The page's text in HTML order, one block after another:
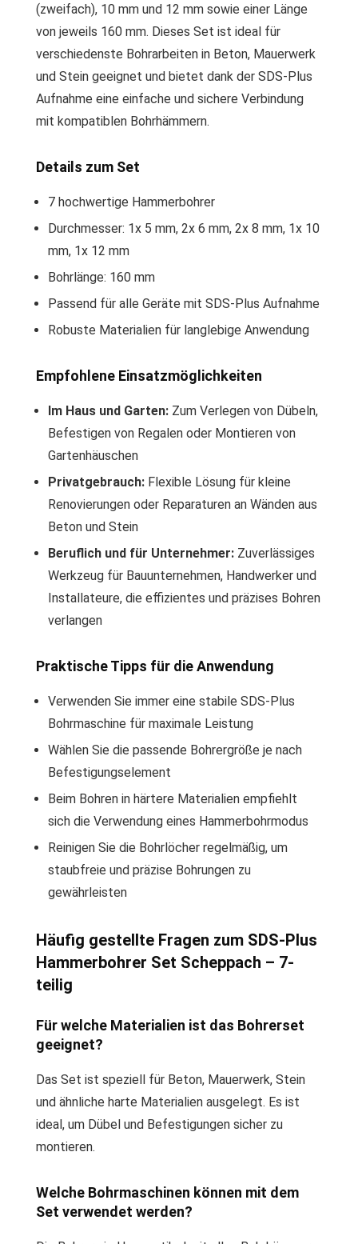
(zweifach), 10 mm und 12 mm sowie einer Länge
von jeweils 160 mm. Dieses Set ist ideal für
verschiedenste Bohrarbeiten in Beton, Mauerwerk
und Stein geeignet und bietet dank der SDS-Plus
Aufnahme eine einfache und sichere Verbindung
mit kompatiblen Bohrhämmern.
Details zum Set
7 hochwertige Hammerbohrer
Durchmesser: 1x 5 mm, 2x 6 mm, 2x 8 mm, 1x 10
mm, 1x 12 mm
Bohrlänge: 160 mm
Passend für alle Geräte mit SDS-Plus Aufnahme
Robuste Materialien für langlebige Anwendung
Empfohlene Einsatzmöglichkeiten
Im Haus und Garten: Zum Verlegen von Dübeln,
Befestigen von Regalen oder Montieren von
Gartenhäuschen
Privatgebrauch: Flexible Lösung für kleine
Renovierungen oder Reparaturen an Wänden aus
Beton und Stein
Beruflich und für Unternehmer: Zuverlässiges
Werkzeug für Bauunternehmen, Handwerker und
Installateure, die effizientes und präzises Bohren
verlangen
Praktische Tipps für die Anwendung
Verwenden Sie immer eine stabile SDS-Plus
Bohrmaschine für maximale Leistung
Wählen Sie die passende Bohrergröße je nach
Befestigungselement
Beim Bohren in härtere Materialien empfiehlt
sich die Verwendung eines Hammerbohrmodus
Reinigen Sie die Bohrlöcher regelmäßig, um
staubfreie und präzise Bohrungen zu
gewährleisten
Häufig gestellte Fragen zum SDS-Plus
Hammerbohrer Set Scheppach – 7-
teilig
Für welche Materialien ist das Bohrerset
geeignet?
Das Set ist speziell für Beton, Mauerwerk, Stein
und ähnliche harte Materialien ausgelegt. Es ist
ideal, um Dübel und Befestigungen sicher zu
montieren.
Welche Bohrmaschinen können mit dem
Set verwendet werden?